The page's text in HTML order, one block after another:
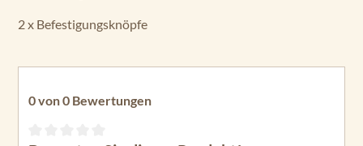
2 x Befestigungsknöpfe
0 von 0 Bewertungen